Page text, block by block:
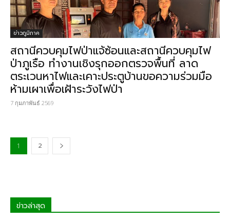
ข่าวภูมิภาค
สถานีควบคุมไฟป่าแจ้ซ้อนและสถานีควบคุมไฟ
ป่าภูเรือ ทำงานเชิงรุกออกตรวจพื้นที่ ลาด
ตระเวนหาไฟและเคาะประตูบ้านขอความร่วมมือ
ห้ามเผาเพื่อเฝ้าระวังไฟป่า
7 กุมภาพันธ์ 2569
1 2
ข่าวล่าสุด